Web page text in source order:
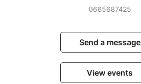
0665687425
Send a message
View events